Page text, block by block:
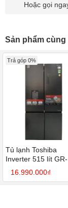
Hoặc gọi
Sản phẩm
Trả góp 0%
Tủ lạnh Toshiba
Inverter 515 lít GR-
RF675WI-
16.990.000₫